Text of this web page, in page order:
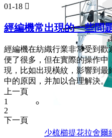
少梳櫛提花拉舍爾
01-18 
經編機常出現的一些問
經編機在紡織行業非常受到歡
便了很多，但在實際的操作中
現，比如出現橫紋，影響到最
中的原因，并加以合理解決。
上一頁
1
2
下一頁